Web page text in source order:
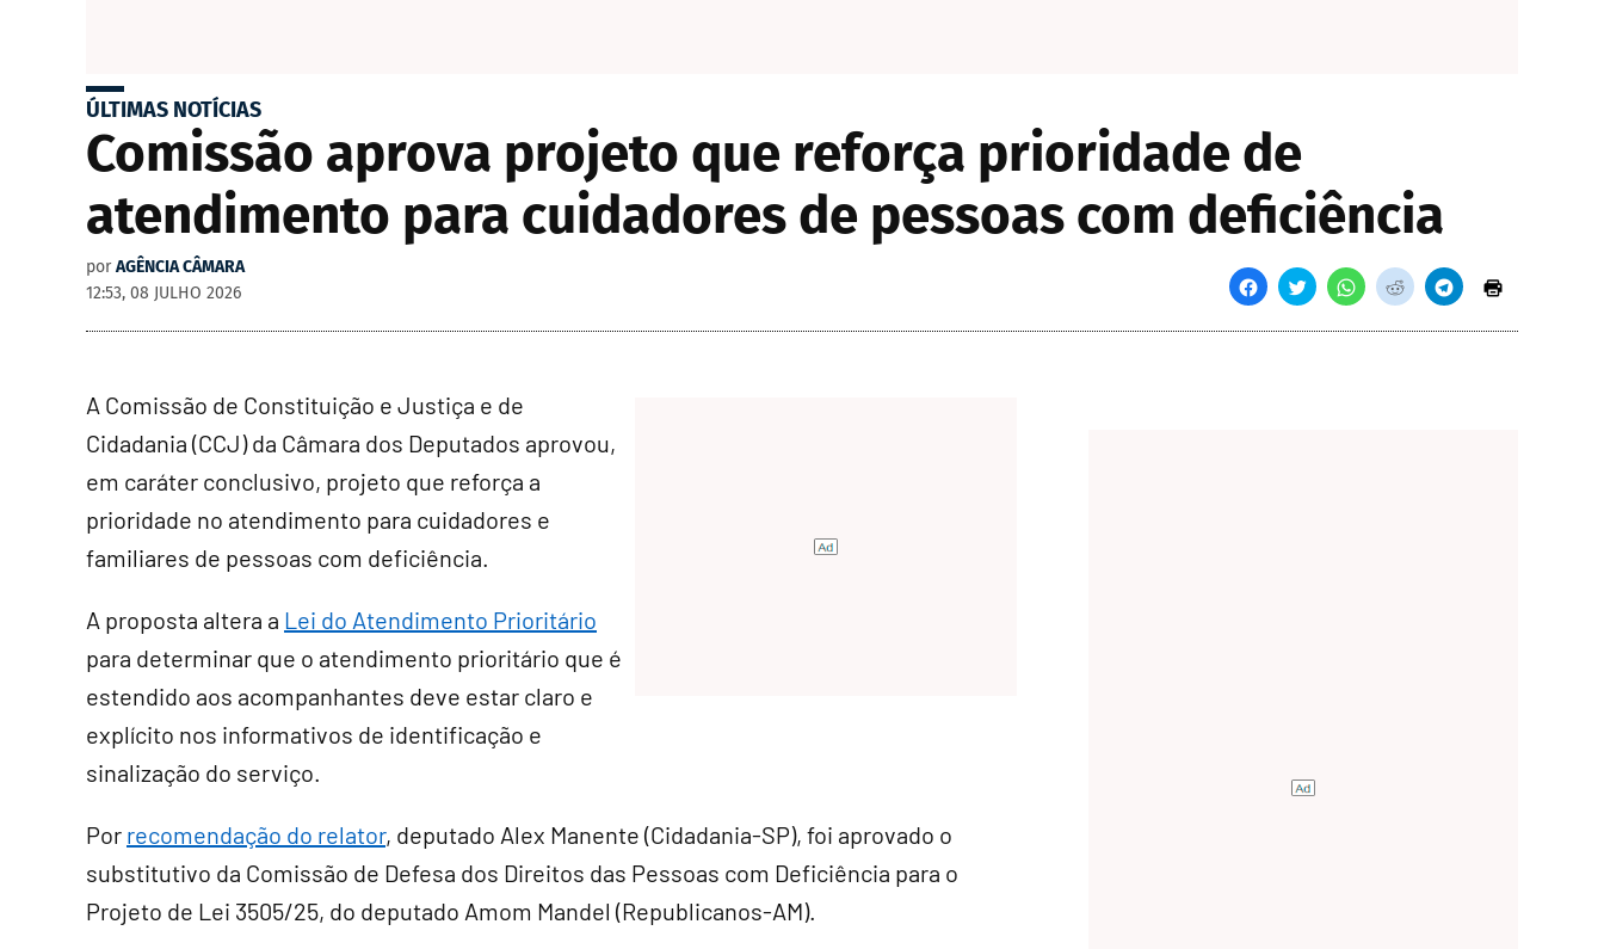
ÚLTIMAS NOTÍCIAS
Comissão aprova projeto que reforça prioridade de
atendimento para cuidadores de pessoas com deficiência
por AGÊNCIA CÂMARA
12:53, 08 JULHO 2026
A Comissão de Constituição e Justiça e de
Cidadania (CCJ) da Câmara dos Deputados aprovou,
em caráter conclusivo, projeto que reforça a
prioridade no atendimento para cuidadores e
familiares de pessoas com deficiência.
A proposta altera a Lei do Atendimento Prioritário
para determinar que o atendimento prioritário que é
estendido aos acompanhantes deve estar claro e
explícito nos informativos de identificação e
sinalização do serviço.
Por recomendação do relator, deputado Alex Manente (Cidadania-SP), foi aprovado o
substitutivo da Comissão de Defesa dos Direitos das Pessoas com Deficiência para o
Projeto de Lei 3505/25, do deputado Amom Mandel (Republicanos-AM).